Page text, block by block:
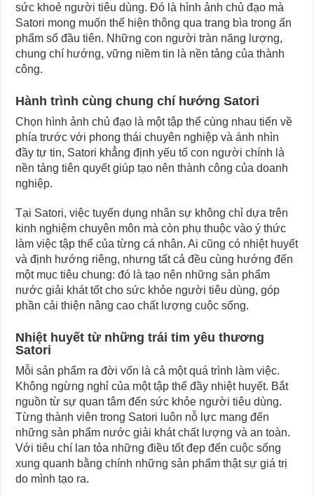
sức khoẻ người tiêu dùng. Đó là hình ảnh chủ đạo mà
Satori mong muốn thể hiện thông qua trang bìa trong ấn
phẩm số đầu tiên. Những con người tràn năng lượng,
chung chí hướng, vững niềm tin là nền tảng của thành
công.
Hành trình cùng chung chí hướng Satori
Chọn hình ảnh chủ đạo là một tập thể cùng nhau tiến về
phía trước với phong thái chuyên nghiệp và ánh nhìn
đầy tự tin, Satori khẳng định yếu tố con người chính là
nền tảng tiên quyết giúp tạo nên thành công của doanh
nghiệp.
Tại Satori, việc tuyển dụng nhân sự không chỉ dựa trên
kinh nghiệm chuyên môn mà còn phụ thuộc vào ý thức
làm việc tập thể của từng cá nhân. Ai cũng có nhiệt huyết
và định hướng riêng, nhưng tất cả đều cùng hướng đến
một mục tiêu chung: đó là tạo nên những sản phẩm
nước giải khát tốt cho sức khỏe người tiêu dùng, góp
phần cải thiện nâng cao chất lượng cuộc sống.
Nhiệt huyết từ những trái tim yêu thương
Satori
Mỗi sản phẩm ra đời vốn là cả một quá trình làm việc.
Không ngừng nghỉ của một tập thể đầy nhiệt huyết. Bắt
nguồn từ sự quan tâm đến sức khỏe người tiêu dùng.
Từng thành viên trong Satori luôn nỗ lực mang đến
những sản phẩm nước giải khát chất lượng và an toàn.
Với tiêu chí lan tỏa những điều tốt đẹp đến cuộc sống
xung quanh bằng chính những sản phẩm thật sự giá trị
do mình tạo ra.